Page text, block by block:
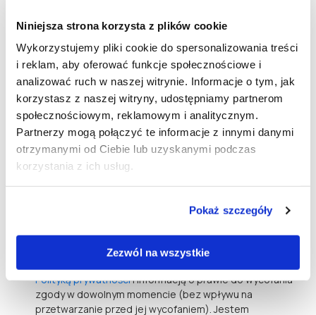
Niniejsza strona korzysta z plików cookie
Wykorzystujemy pliki cookie do spersonalizowania treści
i reklam, aby oferować funkcje społecznościowe i
analizować ruch w naszej witrynie. Informacje o tym, jak
korzystasz z naszej witryny, udostępniamy partnerom
społecznościowym, reklamowym i analitycznym.
Partnerzy mogą połączyć te informacje z innymi danymi
otrzymanymi od Ciebie lub uzyskanymi podczas
korzystania z ich usług.
Pokaż szczegóły
Zezwól na wszystkie
* Wyrażam zgodę na udostępnienie przez Wienerberger
podanych w formularzu danych wskazanemu powyżej
Certyfikowanemu Wykonawcy Dryfix w celu udzielenia
Polityką prywatnościi informacją o prawie do wycofania
zgody w dowolnym momencie (bez wpływu na
przetwarzanie przed jej wycofaniem). Jestem